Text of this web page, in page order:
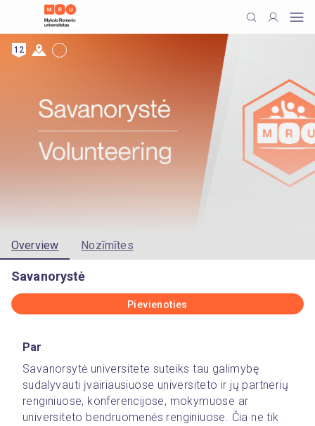
12
Overview Nozīmītes
Savanorystė
Pievienoties
Par
Savanorsytė universitete suteiks tau galimybę
sudalyvauti įvairiausiuose universiteto ir jų partnerių
renginiuose, konferencijose, mokymuose ar
universiteto bendruomenės renginiuose. Čia ne tik